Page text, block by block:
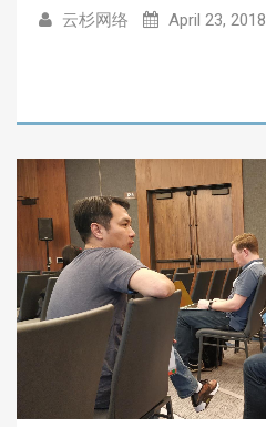
云杉网络 April 23, 2018